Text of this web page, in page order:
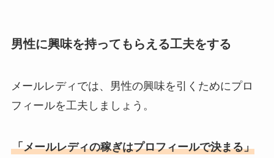
男性に興味を持ってもらえる工夫をする
メールレディでは、男性の興味を引くためにプロ
フィールを工夫しましょう。
「メールレディの稼ぎはプロフィールで決まる」